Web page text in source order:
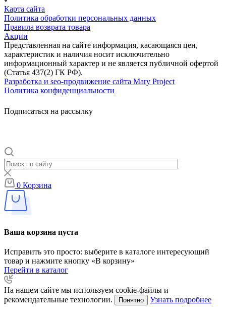
Карта сайта
Политика обработки персональных данных
Правила возврата товара
Акции
Представленная на сайте информация, касающаяся цен,
характеристик и наличия носит исключительно
информационный характер и не является публичной офертой
(Статья 437(2) ГК РФ).
Разработка и seo-продвижение сайта Mary Project
Политика конфиденциальности
Подписаться на рассылку
0 Корзина
Ваша корзина пуста
Исправить это просто: выберите в каталоге интересующий
товар и нажмите кнопку «В корзину»
Перейти в каталог
На нашем сайте мы используем cookie-файлы и
рекомендательные технологии.
Понятно Узнать подробнее